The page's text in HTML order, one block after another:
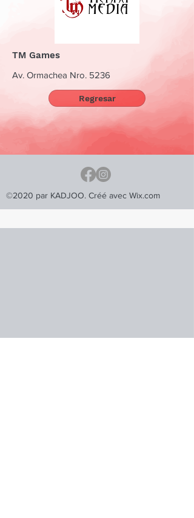
TM Games
Av. Ormachea Nro. 5236
Regresar
©2020 par KADJOO. Créé avec Wix.com